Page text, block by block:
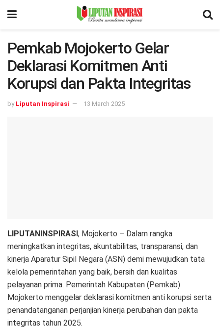
Pemkab Mojokerto Gelar
Deklarasi Komitmen Anti
Korupsi dan Pakta Integritas
by Liputan Inspirasi 13 March 2025
LIPUTANINSPIRASI, Mojokerto – Dalam rangka
meningkatkan integritas, akuntabilitas, transparansi, dan
kinerja Aparatur Sipil Negara (ASN) demi mewujudkan tata
kelola pemerintahan yang baik, bersih dan kualitas
pelayanan prima. Pemerintah Kabupaten (Pemkab)
Mojokerto menggelar deklarasi komitmen anti korupsi serta
penandatanganan perjanjian kinerja perubahan dan pakta
integritas tahun 2025.